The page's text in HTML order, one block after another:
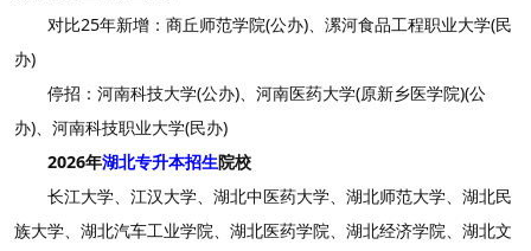
对比25年新增：商丘师范学院(公办)、漯河食品工程职业大学(民
办)
停招：河南科技大学(公办)、河南医药大学(原新乡医学院)(公
办)、河南科技职业大学(民办)
2026年湖北专升本招生院校
长江大学、江汉大学、湖北中医药大学、湖北师范大学、湖北民
族大学、湖北汽车工业学院、湖北医药学院、湖北经济学院、湖北文